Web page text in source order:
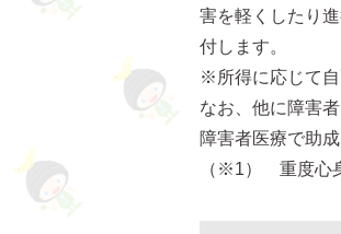
害を軽くしたり
付します。
※所得に応じて自
なお、他に障害
障害者医療で助成
（※1） 重度心